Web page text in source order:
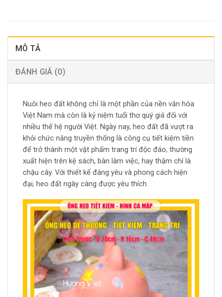
MÔ TẢ
ĐÁNH GIÁ (0)
Nuôi heo đất không chỉ là một phần của nền văn hóa
Việt Nam mà còn là kỷ niệm tuổi thơ quý giá đối với
nhiều thế hệ người Việt. Ngày nay, heo đất đã vượt ra
khỏi chức năng truyền thống là công cụ tiết kiệm tiền
để trở thành một vật phẩm trang trí độc đáo, thường
xuất hiện trên kệ sách, bàn làm việc, hay thậm chí là
chậu cây. Với thiết kế đáng yêu và phong cách hiện
đại, heo đất ngày càng được yêu thích.